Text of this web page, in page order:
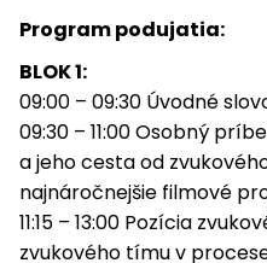
Program podujatia:
BLOK 1:
09:00 – 09:30 Úvodné
09:30 – 11:00 Osobný
a jeho cesta od
najnáročnejšie filmové
11:15 – 13:00 Pozícia
zvukového tímu v